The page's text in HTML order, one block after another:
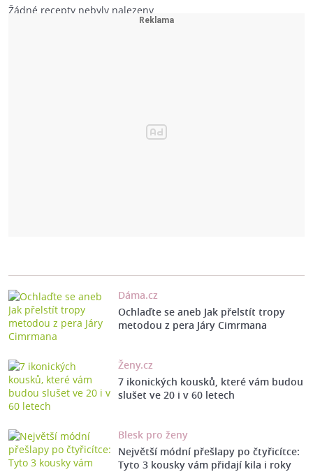
Žádné recepty nebyly nalezeny
Dáma.cz
Ochlaďte se aneb Jak přelstít tropy
metodou z pera Járy Cimrmana
Ženy.cz
7 ikonických kousků, které vám budou
slušet ve 20 i v 60 letech
Blesk pro ženy
Největší módní přešlapy po čtyřicítce:
Tyto 3 kousky vám přidají kila i roky